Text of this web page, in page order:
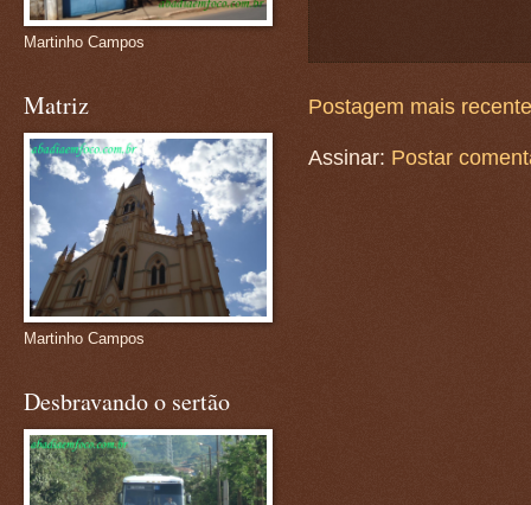
Postagem mais recente
Assinar: Postar
Martinho Campos
Matriz
Martinho Campos
Desbravando o sertão